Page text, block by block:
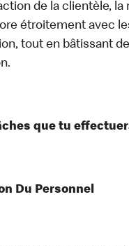
de la clientèle,
étroitement avec
tout en bâtissant
que tu
Du Personnel